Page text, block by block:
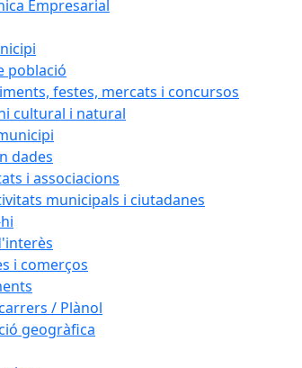
Empresarial
població
festes, mercats i concursos
cultural i natural
dades
i associacions
municipals i ciutadanes
i comerços
/ Plànol
geogràfica